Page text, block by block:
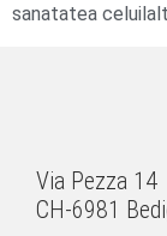
sanatatea
Via Pezza 14
CH-6981